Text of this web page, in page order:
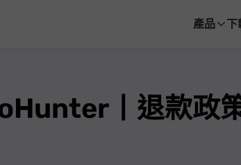
產品 下
丨退款政